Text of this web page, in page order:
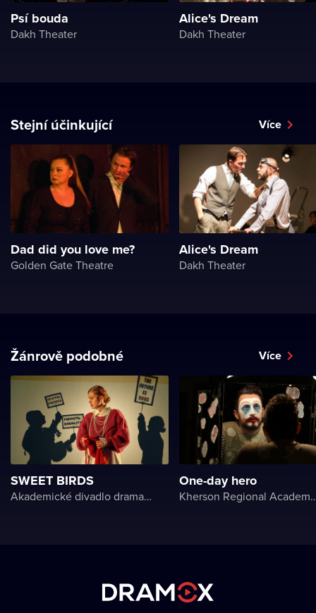
Psí bouda
Dakh Theater
Alice's Dream
Dakh Theater
Stejní účinkující Více
Dad did you love me?
Golden Gate Theatre
Alice's Dream
Dakh Theater
Žánrově podobné Více
SWEET BIRDS
Akademické divadlo dramatu Lesji Ukrajinky
One-day hero
Kherson Regional Academic